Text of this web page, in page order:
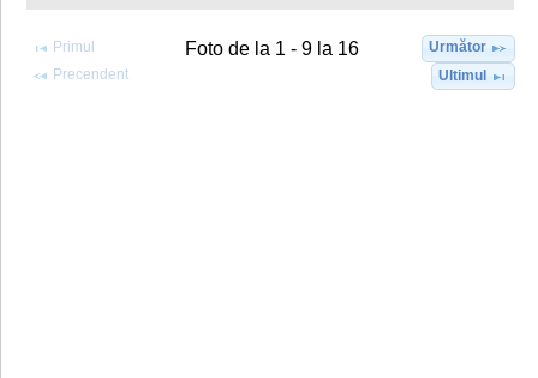
Primul
Precendent
Foto de la 1 - 9 la 16
Următor
Ultimul